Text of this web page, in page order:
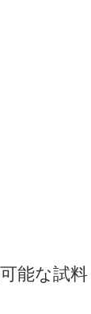
能な試料